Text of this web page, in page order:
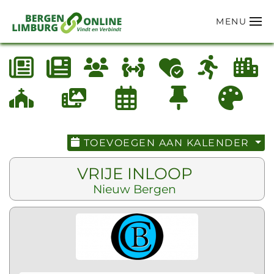
Terug naar hoofdinhoud
MENU
TOEVOEGEN AAN KALENDER
VRIJE INLOOP
Nieuw Bergen